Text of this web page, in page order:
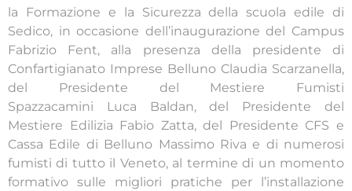
la Formazione e la Sicurezza della scuola edile di
Sedico, in occasione dell’inaugurazione del Campus
Fabrizio Fent, alla presenza della presidente di
Confartigianato Imprese Belluno Claudia Scarzanella,
del Presidente del Mestiere Fumisti
Spazzacamini Luca Baldan, del Presidente del
Mestiere Edilizia Fabio Zatta, del Presidente CFS e
Cassa Edile di Belluno Massimo Riva e di numerosi
fumisti di tutto il Veneto, al termine di un momento
formativo sulle migliori pratiche per l’installazione